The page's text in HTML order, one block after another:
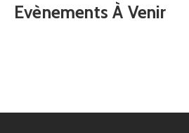
Evènements À Venir